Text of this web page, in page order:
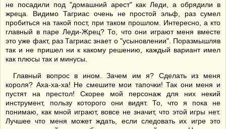
не посадили под "домашний арест" как Леди, а обрядили в
жреца. Видимо Тагриас очень не простой эльф, раз сумел
пробиться на такой пост, при таком прошлом. Интересно, а кто
главный в паре Леди-Жрец? То, что они играют меня вместе
это уже факт, раз Тагриас знает о "усыновлении". Поразмышляв
так и не пришел ни к какому решению, каждый вариант имел
как плюсы так и минусы.
Главный вопрос в ином. Зачем им я? Сделать из меня
короля? Аха-ха-ха! Не смешите мои тапочки! Так они меня и
пустят на престол! Скорее мой персонаж для них некий
инструмент, пользу которого они видят. То, что я пока не
понимаю, как мной играют, вовсе не значит, что этой игры нет.
Лучшее что меня может ждать, если следовать их игре это